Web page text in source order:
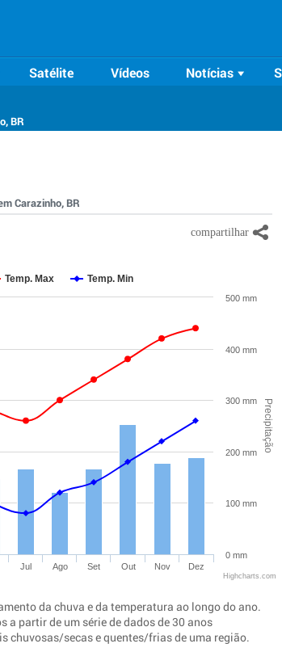
Satélite Vídeos Notícias
BR
Carazinho, BR
Precipitação
Temp. Max Temp. Min
Jul Ago Set Out Nov Dez
0 mm
100 mm
200 mm
300 mm
400 mm
500 mm
Highcharts.com
da chuva e da temperatura ao longo do ano.
partir de um série de dados de 30 anos
chuvosas/secas e quentes/frias de uma região.